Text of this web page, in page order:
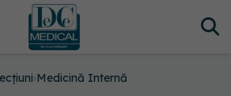
›Medicină Internă